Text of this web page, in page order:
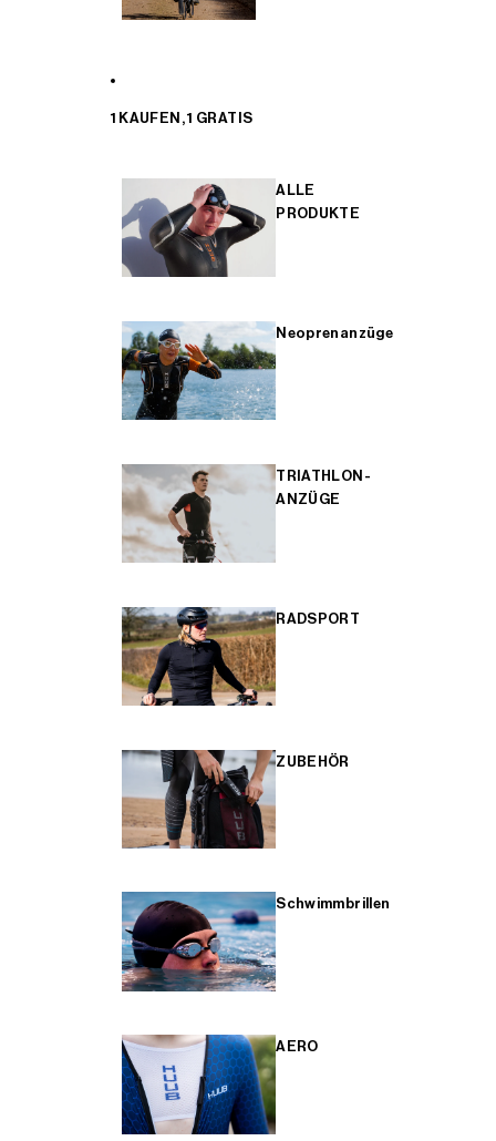
1 KAUFEN, 1 GRATIS
ALLE
PRODUKTE
Neoprenanzüge
TRIATHLON-
ANZÜGE
RADSPORT
ZUBEHÖR
Schwimmbrillen
AERO